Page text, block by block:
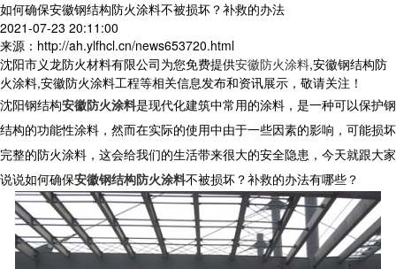
如何确保安徽钢结构防火涂料不被损坏？补救的办法
2021-07-23 20:11:00
来源：http://ah.ylfhcl.cn/news653720.html
沈阳市义龙防火材料有限公司为您免费提供安徽防火涂料,安徽钢结构防
火涂料,安徽防火涂料工程等相关信息发布和资讯展示，敬请关注！
沈阳钢结构安徽防火涂料是现代化建筑中常用的涂料，是一种可以保护钢
结构的功能性涂料，然而在实际的使用中由于一些因素的影响，可能损坏
完整的防火涂料，这会给我们的生活带来很大的安全隐患，今天就跟大家
说说如何确保安徽钢结构防火涂料不被损坏？补救的办法有哪些？